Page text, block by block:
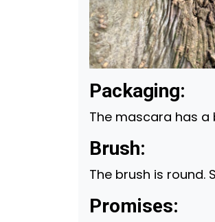
Packaging:
The mascara has a
Brush:
The brush is round.
Promises: